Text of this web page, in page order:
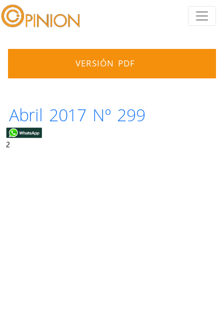
VERSIÓN PDF
Abril 2017 Nº 299
2